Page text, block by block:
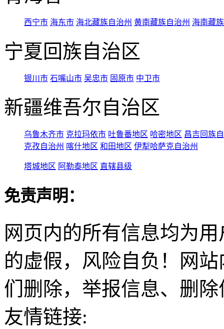
西宁市 海东市 海北藏族自治州 黄南藏族自治州 海南藏
宁夏回族自治区
银川市 石嘴山市 吴忠市 固原市 中卫市
新疆维吾尔自治区
乌鲁木齐市 克拉玛依市 吐鲁番地区 哈密地区 昌吉回族
克孜自治州 喀什地区 和田地区 伊犁哈萨克自治州
塔城地区 阿勒泰地区 直辖县级
免责声明：
网页内的所有信息均为
的虚假，风险自负！网
们删除，举报信息、删
友情链接: